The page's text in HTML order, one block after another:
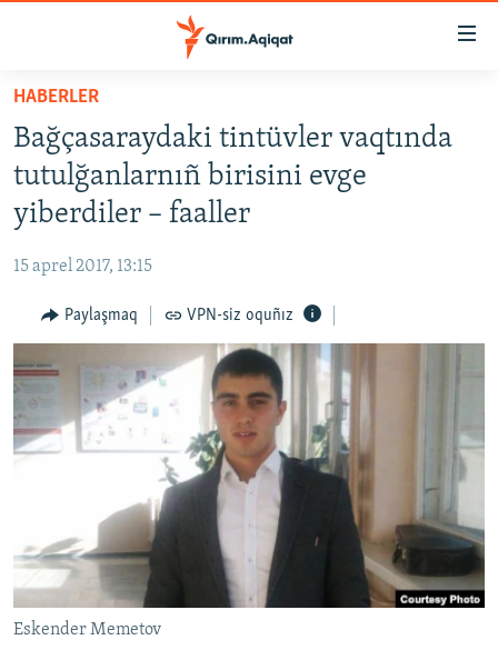
Esas
qaytmaq
Baş
navigatsiyağa
qaytmaq
Qıdıruvğa
qaytmaq
SİYASET
İQTİSADİYAT
MEDENİYET
İNSAN AQLARI
VİDEO
SÜRET
BLOGLAR
Русский
Українською
QOŞULIÑIZ!
HABERLER
Bağçasaraydaki tintüvler vaqtında
tutulğanlarnıñ birisini evge
yiberdiler – faaller
15 aprel 2017, 13:15
Paylaşmaq VPN-siz oquñız
Eskender Memetov